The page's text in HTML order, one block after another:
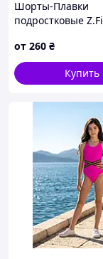
поможем
товаров в
продаваемыми
Шорты-Плавки
подростковые
размеры
от 260 ₴
Купить